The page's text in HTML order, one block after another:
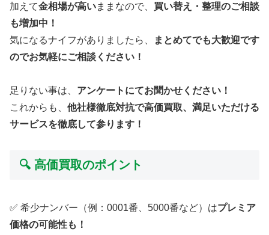
加えて金相場が高いままなので、 買い替え・整理のご相談
も増加中！
気になるナイフがありましたら、
まとめてでも大歓迎です
のでお気軽にご相談ください！
足りない事は、 アンケートにてお聞かせください！
これからも、 他社様徹底対抗で高価買取、満足いただける
サービスを徹底して参ります！
🔍 高価買取のポイント
✅ 希少ナンバー（例：0001番、5000番など）はプレミア
価格の可能性も！